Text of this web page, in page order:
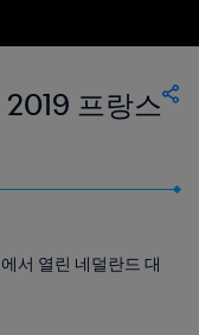
프랑스
서 열린 네덜란드 대